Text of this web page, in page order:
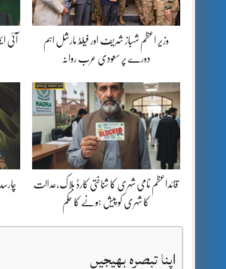
وزیر اعظم شہباز شریف اور فیلڈ مارشل اہم
دورے پر سعودی عرب روانہ
آئی
قائداعظم نامی شہری کا شناختی کارڈ بلاک،عدالت
کا شہری کو پیش ہونے کا حکم
اپنا تبصرہ بھیجیں